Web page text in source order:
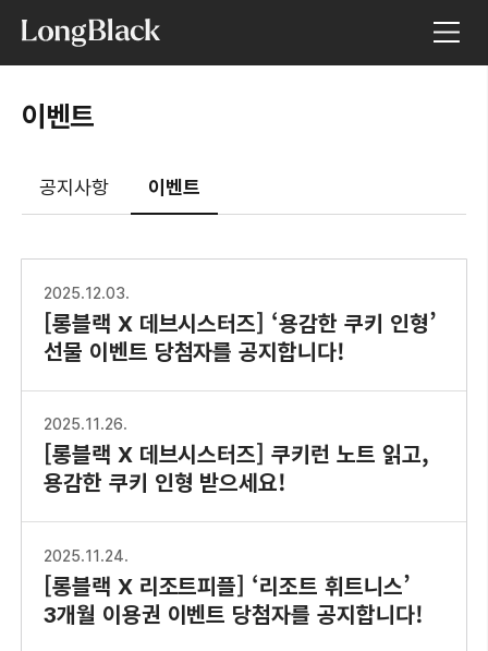
이벤트
공지사항 이벤트
2025.12.03.
[롱블랙 X 데브시스터즈] ‘용감한 쿠키 인형’
선물 이벤트 당첨자를 공지합니다!
2025.11.26.
[롱블랙 X 데브시스터즈] 쿠키런 노트 읽고,
용감한 쿠키 인형 받으세요!
2025.11.24.
[롱블랙 X 리조트피플] ‘리조트 휘트니스’
3개월 이용권 이벤트 당첨자를 공지합니다!